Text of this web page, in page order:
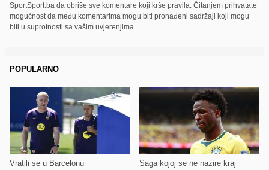
SportSport.ba da obriše sve komentare koji krše pravila. Čitanjem prihvatate
mogućnost da među komentarima mogu biti pronađeni sadržaji koji mogu
biti u suprotnosti sa vašim uvjerenjima.
POPULARNO
Vratili se u Barcelonu Saga kojoj se ne nazire kraj